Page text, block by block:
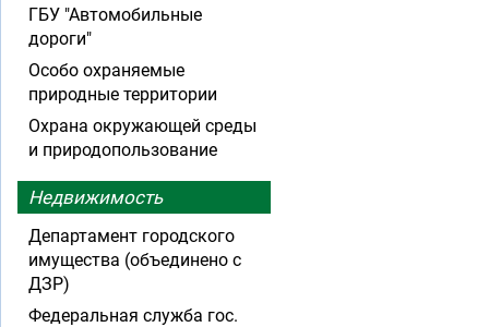
ГБУ "Автомобильные
дороги"
Особо охраняемые
природные территории
Охрана окружающей среды
и природопользование
Недвижимость
Департамент городского
имущества (объединено с
ДЗР)
Федеральная служба гос.